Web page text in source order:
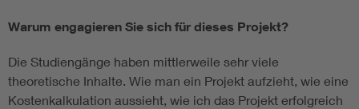
Warum engagieren Sie sich für dieses Projekt?
Die Studiengänge haben mittlerweile sehr viele
theoretische Inhalte. Wie man ein Projekt aufzieht, wie eine
Kostenkalkulation aussieht, wie ich das Projekt erfolgreich